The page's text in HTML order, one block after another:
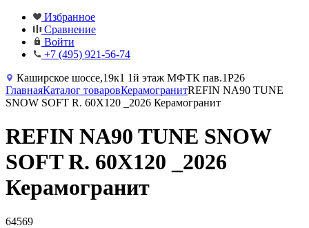
Избранное
Сравнение
Войти
+7 (495) 921-56-74
Каширское шоссе,19к1 1й этаж МФТК пав.1Р26
ГлавнаяКаталог товаровКерамогранитREFIN NA90 TUNE
SNOW SOFT R. 60X120 _2026 Керамогранит
REFIN NA90 TUNE SNOW
SOFT R. 60X120 _2026
Керамогранит
64569